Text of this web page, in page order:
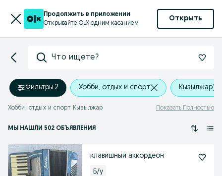
Продолжить в приложении
Открывайте OLX одним касанием
Открыть
Что ищете?
Фильтры·2 Хобби, отдых и спорт Кызылжар
Хобби, отдых и спорт Кызылжар Показать Полностью
МЫ НАШЛИ 502 ОБЪЯВЛЕНИЯ
клавишный аккордеон
Б/у